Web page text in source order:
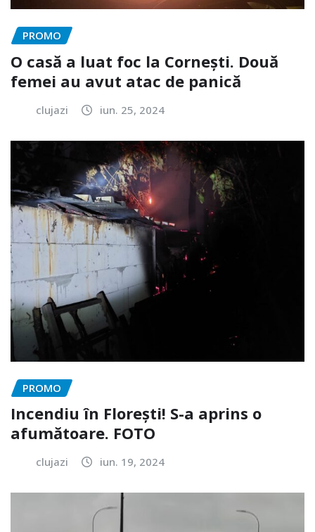
PROMO
O casă a luat foc la Cornești. Două
femei au avut atac de panică
clujazi iun. 25, 2024
PROMO
Incendiu în Florești! S-a aprins o
afumătoare. FOTO
clujazi iun. 19, 2024